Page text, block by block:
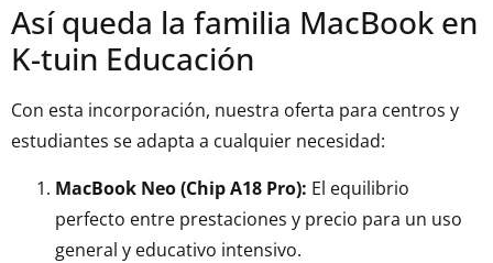
Así queda la familia MacBook en
K-tuin Educación
Con esta incorporación, nuestra oferta para centros y
estudiantes se adapta a cualquier necesidad:
MacBook Neo (Chip A18 Pro): El equilibrio
perfecto entre prestaciones y precio para un uso
general y educativo intensivo.